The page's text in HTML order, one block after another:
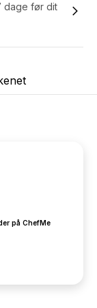
dage før dit
på ChefMe